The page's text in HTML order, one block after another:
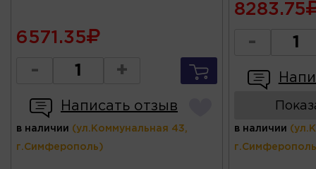
6571.35
- +
Написать отзыв
в наличии (ул.Коммунальная 43,
г.Симферополь)
8283.75
-
в наличии